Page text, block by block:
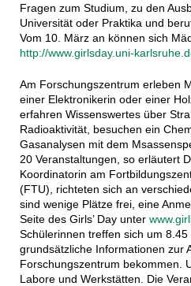
Fragen zum Studium, zu den
Universität oder Praktika und
Vom 10. März an können sich
http://www.girlsday.uni-
Am Forschungszentrum erleben
einer Elektronikerin oder einer
erfahren Wissenswertes über
Radioaktivität, besuchen ein
Gasanalysen mit dem
20 Veranstaltungen, so erläutert
Koordinatorin am
(FTU), richteten sich an
sind wenige Plätze frei, eine
Seite des Girls’ Day unter
Schülerinnen treffen sich um
grundsätzliche Informationen zur
Forschungszentrum bekommen.
Labore und Werkstätten. Die